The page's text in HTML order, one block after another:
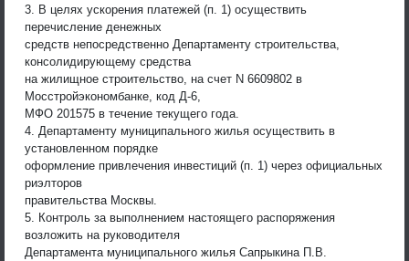
3. В целях ускорения платежей (п. 1) осуществить
перечисление денежных
средств непосредственно Департаменту строительства,
консолидирующему средства
на жилищное строительство, на счет N 6609802 в
Мосстройэкономбанке, код Д-6,
МФО 201575 в течение текущего года.
4. Департаменту муниципального жилья осуществить в
установленном порядке
оформление привлечения инвестиций (п. 1) через официальных
риэлторов
правительства Москвы.
5. Контроль за выполнением настоящего распоряжения
возложить на руководителя
Департамента муниципального жилья Сапрыкина П.В.